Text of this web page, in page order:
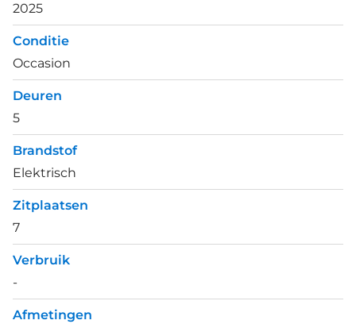
2025
Conditie
Occasion
Deuren
5
Brandstof
Elektrisch
Zitplaatsen
7
Verbruik
-
Afmetingen